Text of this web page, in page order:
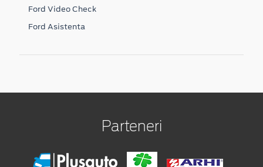
Ford Video Check
Ford Asistenta
Parteneri